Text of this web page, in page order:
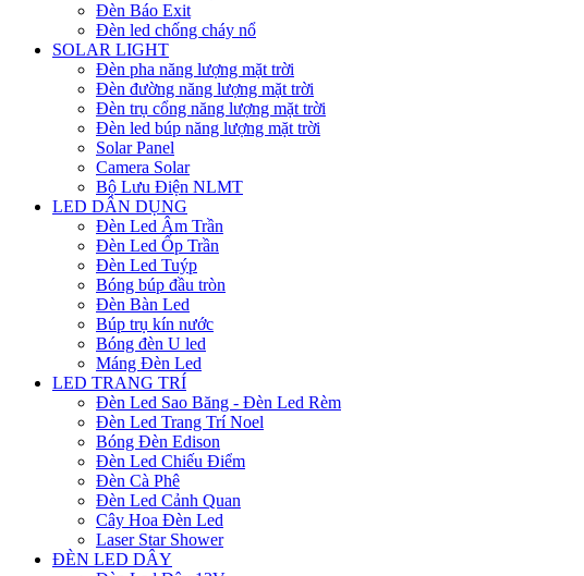
Đèn Báo Exit
Đèn led chống cháy nổ
SOLAR LIGHT
Đèn pha năng lượng mặt trời
Đèn đường năng lượng mặt trời
Đèn trụ cổng năng lượng mặt trời
Đèn led búp năng lượng mặt trời
Solar Panel
Camera Solar
Bộ Lưu Điện NLMT
LED DÂN DỤNG
Đèn Led Âm Trần
Đèn Led Ốp Trần
Đèn Led Tuýp
Bóng búp đầu tròn
Đèn Bàn Led
Búp trụ kín nước
Bóng đèn U led
Máng Đèn Led
LED TRANG TRÍ
Đèn Led Sao Băng - Đèn Led Rèm
Đèn Led Trang Trí Noel
Bóng Đèn Edison
Đèn Led Chiếu Điểm
Đèn Cà Phê
Đèn Led Cảnh Quan
Cây Hoa Đèn Led
Laser Star Shower
ĐÈN LED DÂY